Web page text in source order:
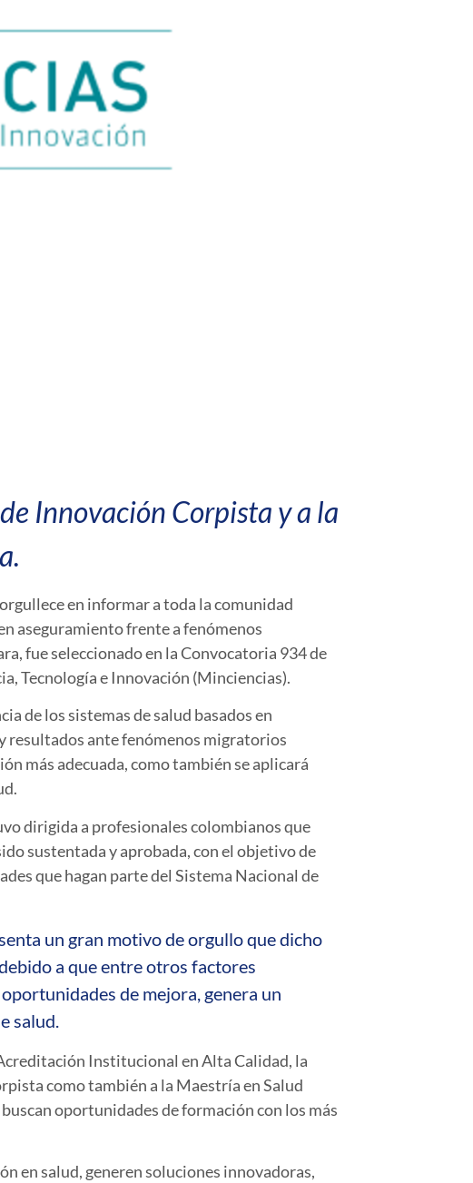
Innovación Corpista y a la
en informar a toda la comunidad
aseguramiento frente a fenómenos
fue seleccionado en la Convocatoria 934 de
Tecnología e Innovación (Minciencias).
de los sistemas de salud basados en
resultados ante fenómenos migratorios
más adecuada, como también se aplicará
dirigida a profesionales colombianos que
sustentada y aprobada, con el objetivo de
que hagan parte del Sistema Nacional de
un gran motivo de orgullo que dicho
a que entre otros factores
de mejora, genera un
salud.
Institucional en Alta Calidad, la
como también a la Maestría en Salud
oportunidades de formación con los más
en salud, generen soluciones innovadoras,